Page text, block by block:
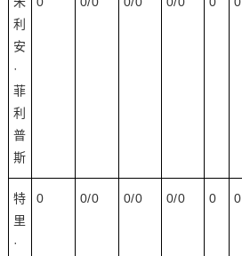
利
安
·
菲
利
普
斯
特
里
·
0 0/0 0/0 0/0 0 0